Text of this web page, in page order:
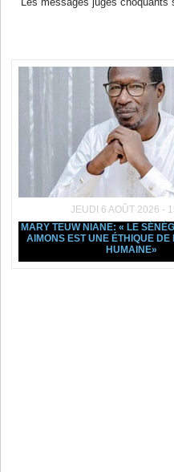
JEUDI 6 AOÛT 2026 -
MARY TEUW NIANE: « LE
AIMONS EST UNE ÉTHIQUE DE
HUMAINE»